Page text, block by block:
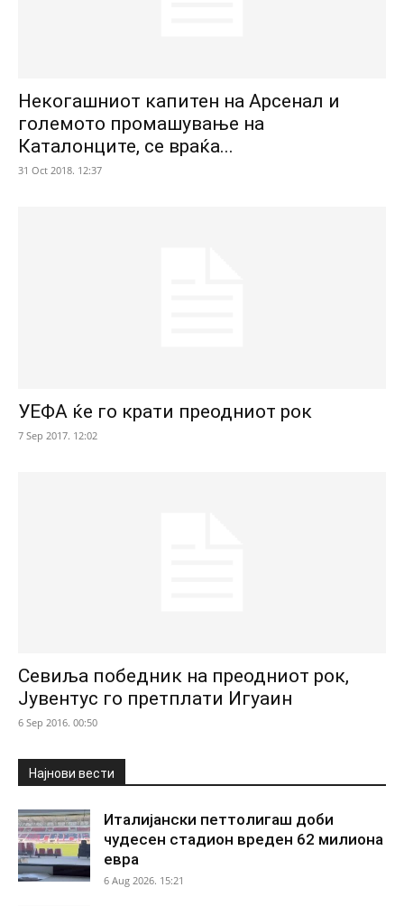
Некогашниот капитен на Арсенал и
големото промашување на
Каталонците, се враќа...
31 Oct 2018. 12:37
УЕФА ќе го крати преодниот рок
7 Sep 2017. 12:02
Севиља победник на преодниот рок,
Јувентус го претплати Игуаин
6 Sep 2016. 00:50
Најнови вести
Италијански петтолигаш доби
чудесен стадион вреден 62 милиона
евра
6 Aug 2026. 15:21